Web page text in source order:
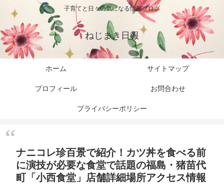
子育てと日々の気になる情報ブログ
ねじまき日報
ホーム サイトマップ
プロフィール お問合わせ
プライバシーポリシー
ナニコレ珍百景で紹介！カツ丼を食べる前
に演技が必要な食堂で話題の福島・猪苗代
町「小西食堂」店舗詳細場所アクセス情報